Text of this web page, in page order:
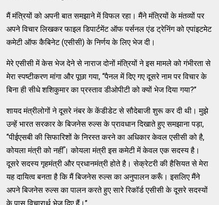
मैं मंत्रियों को अपनी बात समझाने में विफल रहा। मैंने मंत्रियों के मंतव्यों पर
अपने विचार लिखकर फाइल डिपार्टमेंट ऑफ पर्सनल एंड ट्रेनिंग को एपांइटमेट
कमेटी ऑफ कैबिनेट (एसीसी) के निर्णय के लिए भेज दी।
मेरे एसीसी में केस भेज देने से नाराज दोनों मंत्रियों ने इस मामले को गंभीरता से
मेरा स्पष्टीकरण मांगा और पूछा गया, ‘‘पैनल में दिए गए दूसरे नाम पर विचार के
बिना ही सीधे शशिकुमार का प्रस्ताव डीओपीटी को क्यों भेज दिया गया?’’
शायद मंत्रीलोगों ने दूसरे नंबर के केंडीडेट से सौदेबाजी शुरू कर दी थी। मुझे
उन्हें भारत सरकार के बिजनेस रुल्स के प्रावधान दिखाते हुए समझाना पड़ा,
‘‘पीईएसबी की सिफारिशों के निरस्त करने का अधिकार केवल एसीसी को है,
कोयला मंत्री को नहीँ। कोयला मंत्री इस कमेटी में केवल एक सदस्य है।
दूसरे सदस्य गृहमंत्री और प्रधानमंत्री होते है। सेक्रेटरी की हैसियत से मेरा
यह दायित्व बनता है कि मैं बिजनेस रुल्स का अनुपालन करूँ। इसलिए मैंने
अपने बिजनेस रुल्स का पालन करते हुए सारे रिकॉर्ड एसीसी के दूसरे सदस्यों